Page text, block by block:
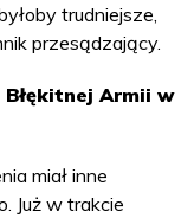
trudniejsze,
przesądzający.
Błękitnej Armii w
miał inne
Już w trakcie